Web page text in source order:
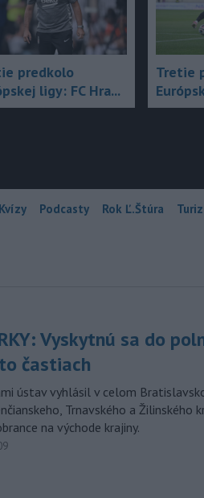
predkolo
ligy: FC Hra...
Tretie
Kvízy Podcasty Rok Ľ.Štúra
Vyskytnú sa do
častiach
ústav vyhlásil v celom
Trnavského a Žilinského
na východe krajiny.